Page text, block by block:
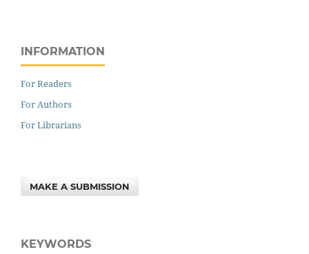
INFORMATION
For Readers
For Authors
For Librarians
MAKE A SUBMISSION
KEYWORDS